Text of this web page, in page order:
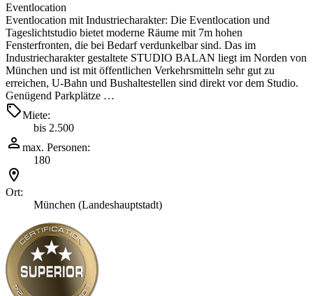
Eventlocation
Eventlocation mit Industriecharakter: Die Eventlocation und
Tageslichtstudio bietet moderne Räume mit 7m hohen
Fensterfronten, die bei Bedarf verdunkelbar sind. Das im
Industriecharakter gestaltete STUDIO BALAN liegt im Norden von
München und ist mit öffentlichen Verkehrsmitteln sehr gut zu
erreichen, U-Bahn und Bushaltestellen sind direkt vor dem Studio.
Genügend Parkplätze …
Miete:
bis 2.500
max. Personen:
180
Ort:
München (Landeshauptstadt)